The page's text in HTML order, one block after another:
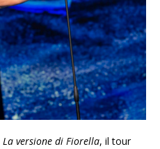
La versione di Fiorella, il tour